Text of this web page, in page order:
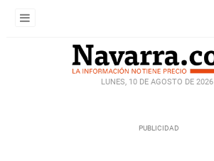
LUNES, 10 DE AGOSTO DE 2026